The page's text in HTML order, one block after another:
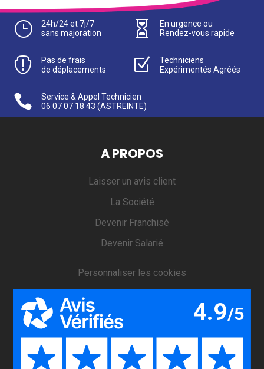
}
24h/24 et 7j/7
sans majoration

En urgence ou
Rendez-vous rapide

Pas de frais
de déplacements
Z
Techniciens
Expérimentés Agréés

Service & Appel Technicien
06 07 07 18 43 (ASTREINTE)
A PROPOS
Laisser un avis client
La Société
Devenir Franchisé
Devenir Salarié
Personnaliser les cookies